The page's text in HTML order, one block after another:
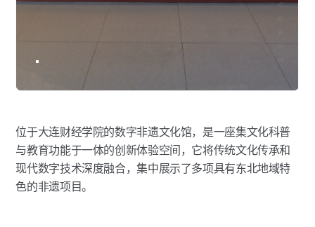
位于大连财经学院的数字非遗文化馆，是一座集文化科普
与教育功能于一体的创新体验空间，它将传统文化传承和
现代数字技术深度融合，集中展示了多项具有东北地域特
色的非遗项目。